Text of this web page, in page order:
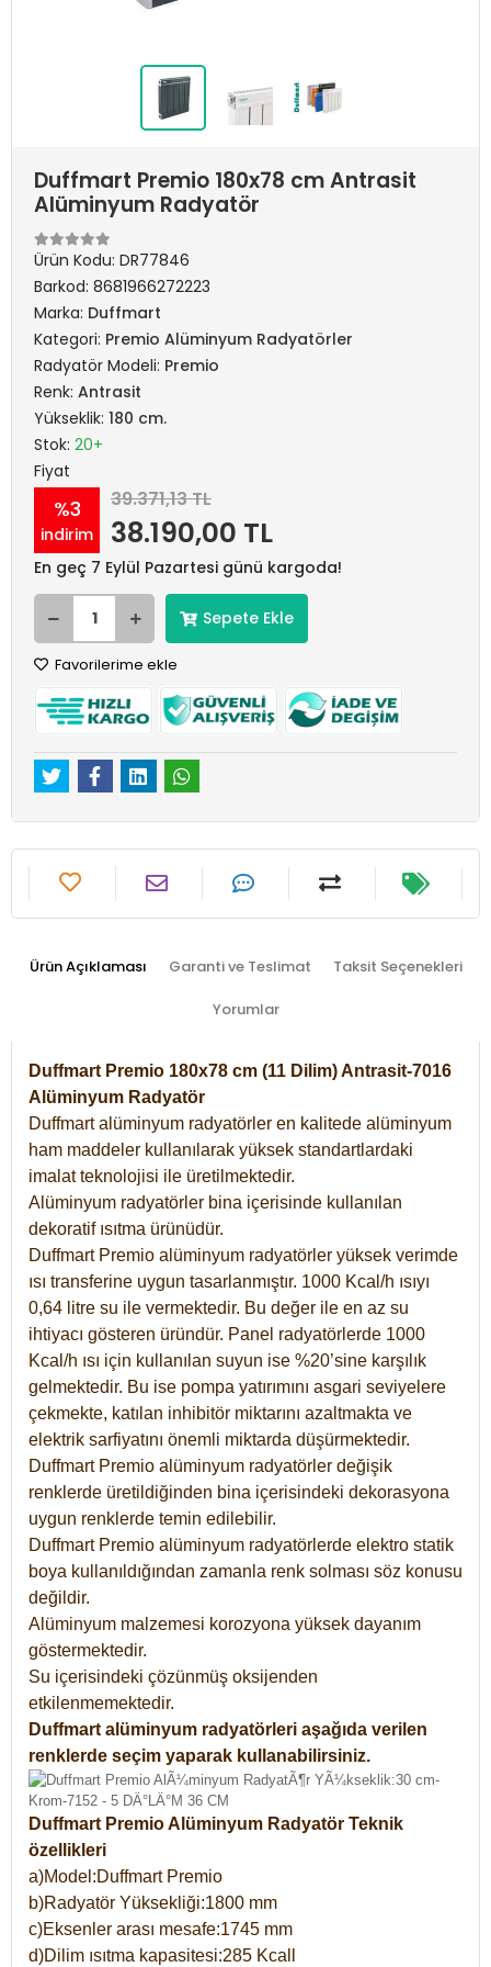
Duffmart Premio 180x78 cm Antrasit
Alüminyum Radyatör
Ürün Kodu: DR77846
Barkod: 8681966272223
Marka: Duffmart
Kategori: Premio Alüminyum Radyatörler
Radyatör Modeli: Premio
Renk: Antrasit
Yükseklik: 180 cm.
Stok: 20+
Fiyat
%3
indirim
39.371,13 TL
38.190,00 TL
En geç 7 Eylül Pazartesi günü kargoda!
Sepete Ekle
Favorilerime ekle
Ürün Açıklaması Garanti ve Teslimat Taksit Seçenekleri
Yorumlar
Duffmart Premio 180x78 cm (11 Dilim) Antrasit-7016
Alüminyum Radyatör
Duffmart alüminyum radyatörler en kalitede alüminyum
ham maddeler kullanılarak yüksek standartlardaki
imalat teknolojisi ile üretilmektedir.
Alüminyum radyatörler bina içerisinde kullanılan
dekoratif ısıtma ürünüdür.
Duffmart Premio alüminyum radyatörler yüksek verimde
ısı transferine uygun tasarlanmıştır. 1000 Kcal/h ısıyı
0,64 litre su ile vermektedir. Bu değer ile en az su
ihtiyacı gösteren üründür. Panel radyatörlerde 1000
Kcal/h ısı için kullanılan suyun ise %20’sine karşılık
gelmektedir. Bu ise pompa yatırımını asgari seviyelere
çekmekte, katılan inhibitör miktarını azaltmakta ve
elektrik sarfiyatını önemli miktarda düşürmektedir.
Duffmart Premio alüminyum radyatörler değişik
renklerde üretildiğinden bina içerisindeki dekorasyona
uygun renklerde temin edilebilir.
Duffmart Premio alüminyum radyatörlerde elektro statik
boya kullanıldığından zamanla renk solması söz konusu
değildir.
Alüminyum malzemesi korozyona yüksek dayanım
göstermektedir.
Su içerisindeki çözünmüş oksijenden
etkilenmemektedir.
Duffmart alüminyum radyatörleri aşağıda verilen
renklerde seçim yaparak kullanabilirsiniz.
Duffmart Premio Alüminyum Radyatör Teknik
özellikleri
a)Model:Duffmart Premio
b)Radyatör Yüksekliği:1800 mm
c)Eksenler arası mesafe:1745 mm
d)Dilim ısıtma kapasitesi:285 Kcall